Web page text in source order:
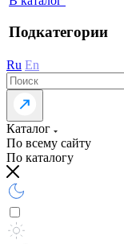
Подкатегории
Ru En
Каталог
По всему сайту
По каталогу